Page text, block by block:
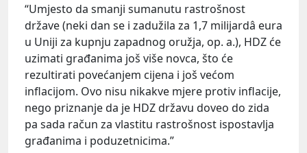
“Umjesto da smanji sumanutu rastrošnost
države (neki dan se i zadužila za 1,7 milijardâ eura
u Uniji za kupnju zapadnog oružja, op. a.), HDZ će
uzimati građanima još više novca, što će
rezultirati povećanjem cijena i još većom
inflacijom. Ovo nisu nikakve mjere protiv inflacije,
nego priznanje da je HDZ državu doveo do zida
pa sada račun za vlastitu rastrošnost ispostavlja
građanima i poduzetnicima.”